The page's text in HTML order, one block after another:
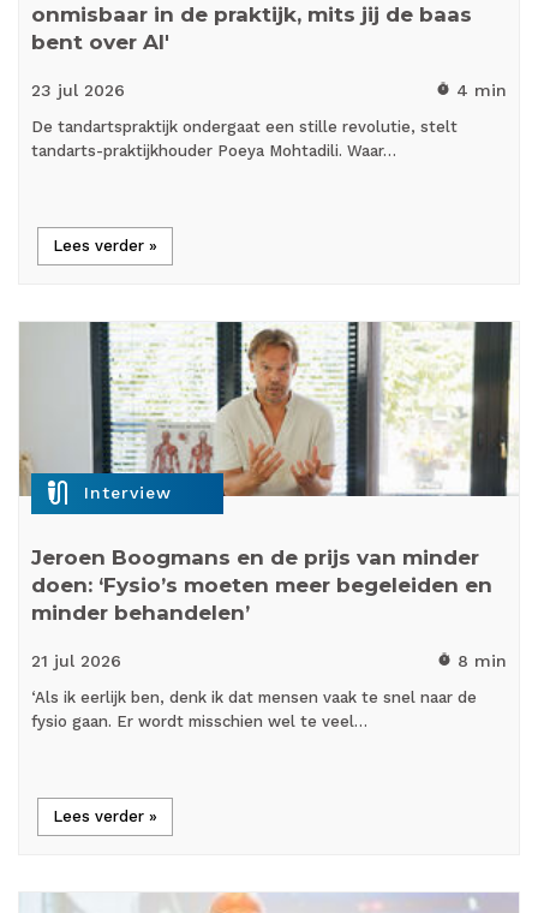
onmisbaar in de praktijk, mits jij de baas
bent over AI'
23 jul 2026 timer 4 min
De tandartspraktijk ondergaat een stille revolutie, stelt
tandarts-praktijkhouder Poeya Mohtadili. Waar…
Lees verder »
mic_external_on Interview
Jeroen Boogmans en de prijs van minder
doen: ‘Fysio’s moeten meer begeleiden en
minder behandelen’
21 jul 2026 timer 8 min
‘Als ik eerlijk ben, denk ik dat mensen vaak te snel naar de
fysio gaan. Er wordt misschien wel te veel…
Lees verder »